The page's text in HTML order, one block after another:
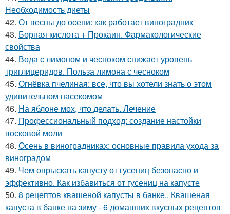
Необходимость диеты
42. От весны до осени: как работает виноградник
43. Борная кислота + Прокаин. Фармакологические
свойства
44. Вода с лимоном и чесноком снижает уровень
триглицеридов. Польза лимона с чесноком
45. Огнёвка пчелиная: все, что вы хотели знать о этом
удивительном насекомом
46. На яблоне мох, что делать. Лечение
47. Профессиональный подход: создание настойки
восковой моли
48. Осень в виноградниках: основные правила ухода за
виноградом
49. Чем опрыскать капусту от гусениц безопасно и
эффективно. Как избавиться от гусениц на капусте
50. 8 рецептов квашеной капусты в банке.. Квашеная
капуста в банке на зиму - 6 домашних вкусных рецептов